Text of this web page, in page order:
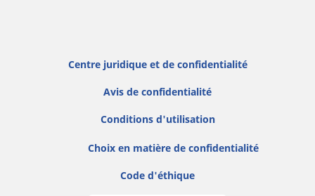
Centre juridique et de confidentialité
Avis de confidentialité
Conditions d'utilisation
Choix en matière de confidentialité
Code d'éthique